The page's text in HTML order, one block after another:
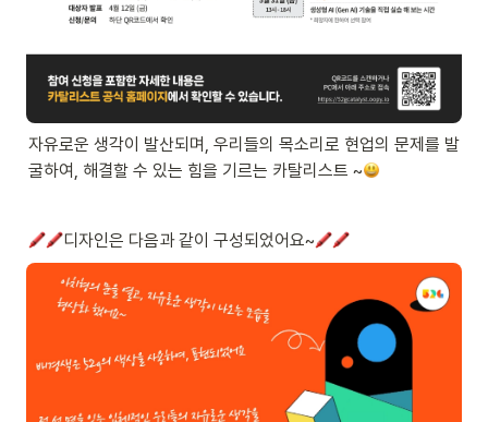
자유로운 생각이 발산되며, 우리들의 목소리로 현업의 문제를 발
굴하여, 해결할 수 있는 힘을 기르는 카탈리스트 ~
디자인은 다음과 같이 구성되었어요~